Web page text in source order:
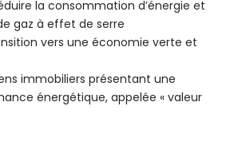
la consommation d’énergie et
gaz à effet de serre
vers une économie verte et
immobiliers présentant une
énergétique, appelée « valeur